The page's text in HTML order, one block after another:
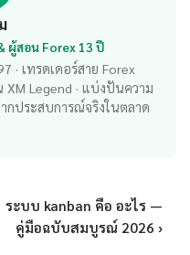
ผู้สอน Forex 13 ปี
· เทรดเดอร์สาย Forex
XM Legend · แบ่งปันความ
กประสบการณ์จริงในตลาด
ระบบ kanban คือ อะไร —
คู่มือฉบับสมบูรณ์ 2026 ›